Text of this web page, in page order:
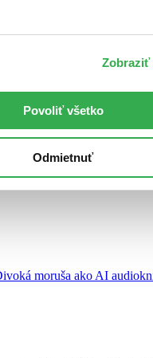
Zobraziť
Povoliť všetko
Odmietnuť
denníka Guardian,
tomu, to bude pre
moruša ako AI